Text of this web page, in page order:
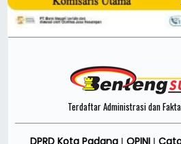
Terdaftar Administrasi dan
|